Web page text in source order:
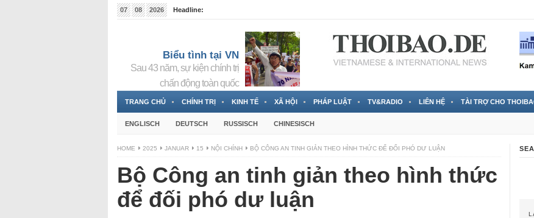
07 08 2026
Headline:
Biểu tình tại VN
Sau 43 năm, sự kiện chính trị
chấn động toàn quốc
TRANG CHỦ CHÍNH TRỊ KINH TẾ XÃ HỘI PHÁP LUẬT TV&RADIO LIÊN HỆ TÀI TRỢ CHO
ENGLISCH DEUTSCH RUSSISCH CHINESISCH
HOME 2025 JANUAR 15 NỘI CHÍNH BỘ CÔNG AN TINH GIẢN THEO HÌNH THỨC ĐỂ ĐỐI PHÓ DƯ LUẬN
Bộ Công an tinh giản theo hình thức
để đối phó dư luận